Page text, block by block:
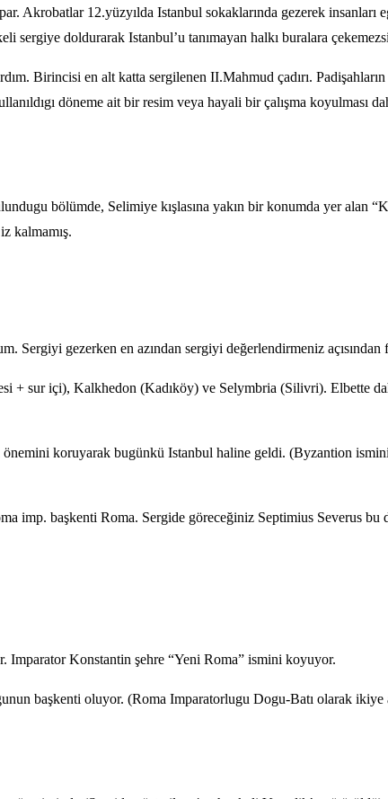
Akrobatlar 12.yüzyılda Istanbul sokaklarında gezerek
sergiye doldurarak Istanbul’u tanımayan halkı buralara
Birincisi en alt katta sergilenen II.Mahmud çadırı.
döneme ait bir resim veya hayali bir çalışma koyulması
bölümde, Selimiye kışlasına yakın bir konumda yer alan
kalmamış.
Sergiyi gezerken en azından sergiyi değerlendirmeniz açısından
+ sur içi), Kalkhedon (Kadıköy) ve Selymbria (Silivri). Elbette
koruyarak bugünkü Istanbul haline geldi. (Byzantion
imp. başkenti Roma. Sergide göreceğiniz Septimius Severus
Imparator Konstantin şehre “Yeni Roma” ismini koyuyor.
başkenti oluyor. (Roma Imparatorlugu Dogu-Batı olarak ikiye